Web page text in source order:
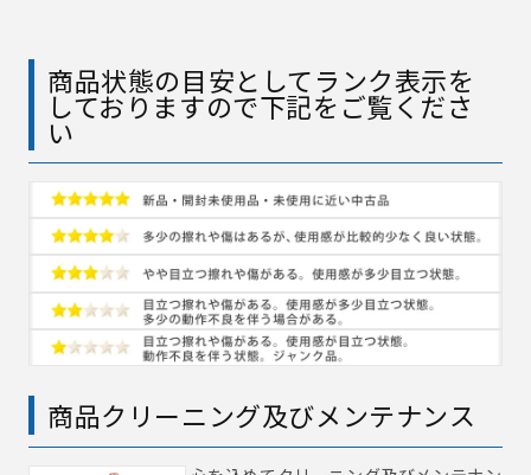
商品状態の目安としてランク表示を
しておりますので下記をご覧くださ
い
商品クリーニング及びメンテナンス